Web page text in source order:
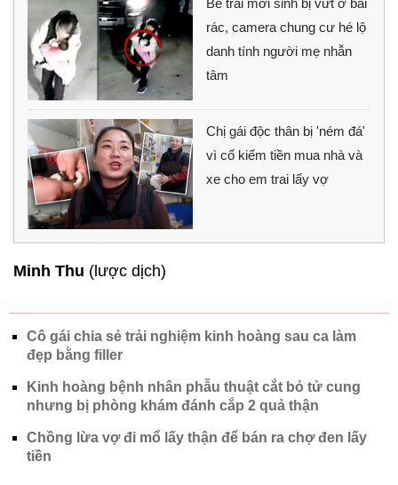
rác, camera chung cư hé lộ
danh tính người mẹ nhẫn
tâm
Chị gái độc thân bị 'ném đá'
vì cố kiếm tiền mua nhà và
xe cho em trai lấy vợ
Minh Thu (lược dịch)
Cô gái chia sẻ trải nghiệm kinh hoàng sau ca làm
đẹp bằng filler
Kinh hoàng bệnh nhân phẫu thuật cắt bỏ tử cung
nhưng bị phòng khám đánh cắp 2 quả thận
Chồng lừa vợ đi mổ lấy thận để bán ra chợ đen lấy
tiền